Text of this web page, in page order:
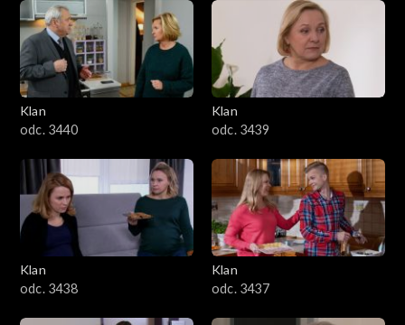
Klan
odc. 3440
Klan
odc. 3439
Klan
odc. 3438
Klan
odc. 3437